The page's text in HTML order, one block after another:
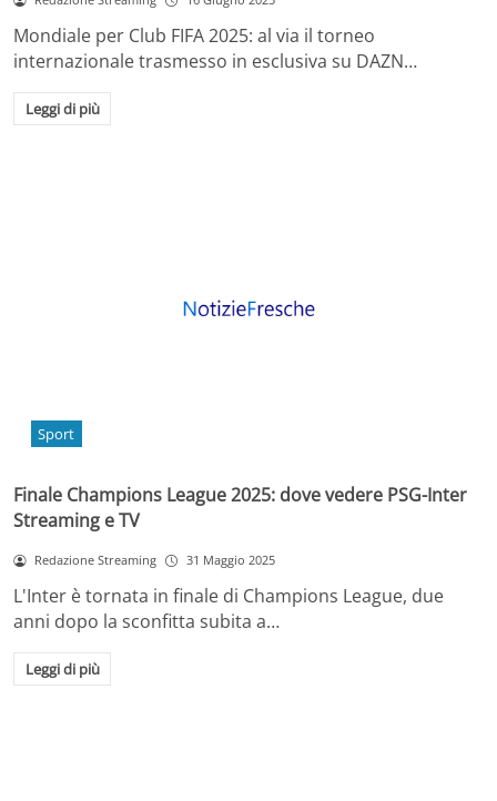
Mondiale per Club FIFA 2025: al via il torneo
internazionale trasmesso in esclusiva su DAZN…
Leggi di più
Sport
Finale Champions League 2025: dove vedere PSG-Inter
Streaming e TV
Redazione Streaming 31 Maggio 2025
L'Inter è tornata in finale di Champions League, due
anni dopo la sconfitta subita a…
Leggi di più